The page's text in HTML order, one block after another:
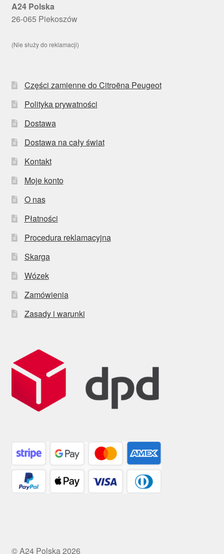
A24 Polska
26-065 Piekoszów
(Nie służy do reklamacji)
Części zamienne do Citroëna Peugeot
Polityka prywatności
Dostawa
Dostawa na cały świat
Kontakt
Moje konto
O nas
Płatności
Procedura reklamacyjna
Skarga
Wózek
Zamówienia
Zasady i warunki
© A24 Polska 2026